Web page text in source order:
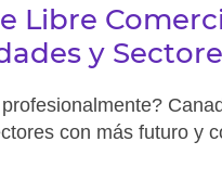
Libre
y
con más futuro y